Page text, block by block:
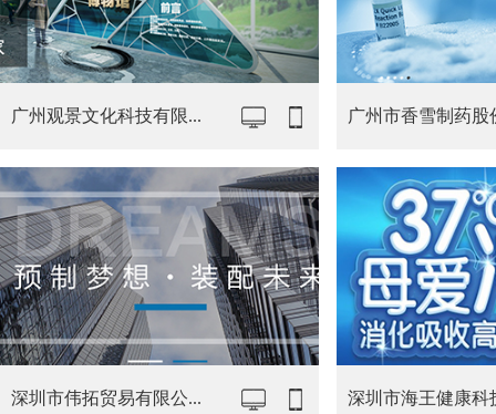
广州观景文化科技有限... 广州市香雪制药股
深圳市伟拓贸易有限公... 深圳市海王健康科